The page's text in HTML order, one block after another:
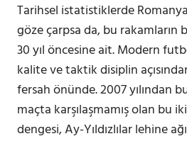
Tarihsel istatistiklerde
göze çarpsa da, bu
30 yıl öncesine ait. Modern
kalite ve taktik disiplin
fersah önünde. 2007 yılından
maçta karşılaşmamış olan bu
dengesi, Ay-Yıldızlılar lehine